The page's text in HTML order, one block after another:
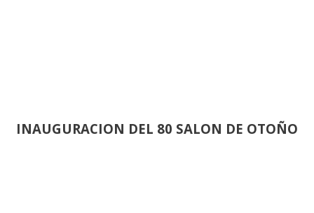
INAUGURACION DEL 80 SALON DE OTOÑO